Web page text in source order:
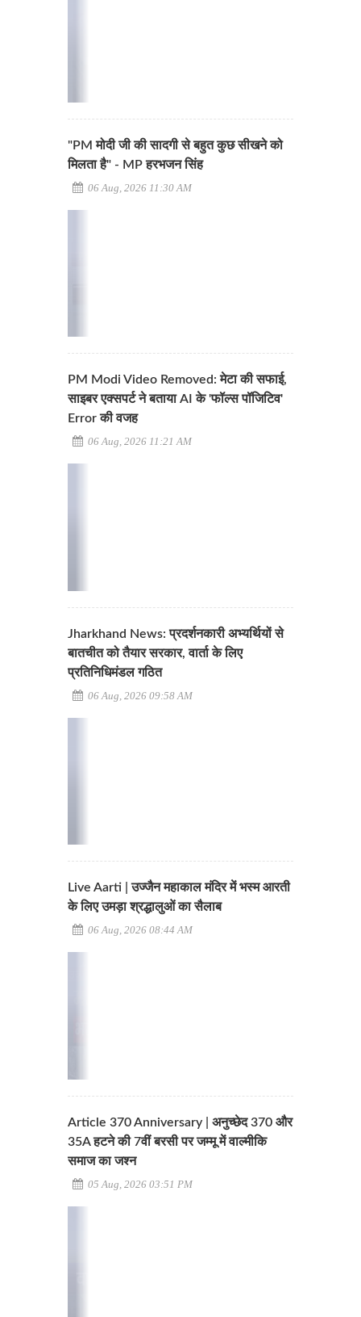
"PM मोदी जी की सादगी से बहुत कुछ सीखने को
मिलता है" - MP हरभजन सिंह
06 Aug, 2026 11:30 AM
PM Modi Video Removed: मेटा की सफाई,
साइबर एक्सपर्ट ने बताया AI के 'फॉल्स पॉजिटिव'
Error की वजह
06 Aug, 2026 11:21 AM
Jharkhand News: प्रदर्शनकारी अभ्यर्थियों से
बातचीत को तैयार सरकार, वार्ता के लिए
प्रतिनिधिमंडल गठित
06 Aug, 2026 09:58 AM
Live Aarti | उज्जैन महाकाल मंदिर में भस्म आरती
के लिए उमड़ा श्रद्धालुओं का सैलाब
06 Aug, 2026 08:44 AM
Article 370 Anniversary | अनुच्छेद 370 और
35A हटने की 7वीं बरसी पर जम्मू में वाल्मीकि
समाज का जश्न
05 Aug, 2026 03:51 PM